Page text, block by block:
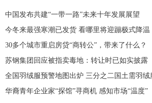
中国发布共建“一带一路”未来十年发展展望
今冬来最强寒潮已发货 看哪里将迎蹦极式降温
30多个城市重启房贷“商转公”，带来了什么？
苏钢集团回应被指卖毒地：转让时已如实披露
全国羽绒服预警地图出炉 三分之二国土需羽绒
华裔青年企业家“探馆”寻商机 感知市场“温度”